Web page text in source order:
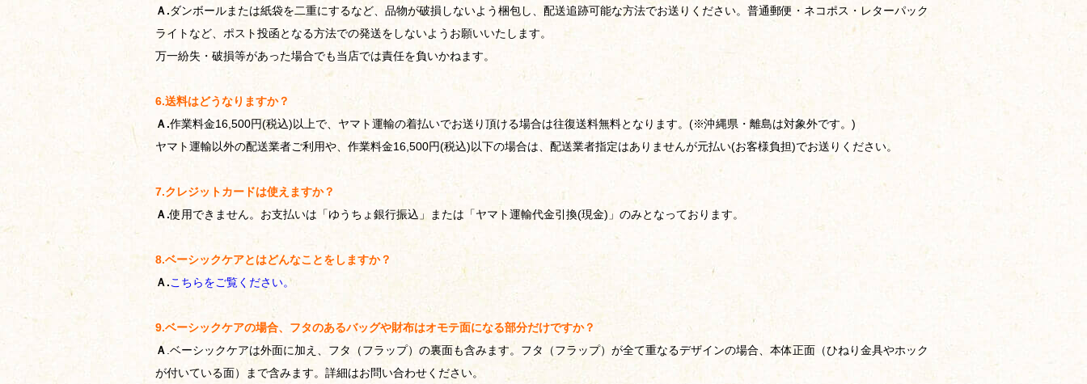
Ａ.ダンボールまたは紙袋を二重にするなど、品物が破損しないよう梱包し、配送追跡可能な方法でお送りください。普通郵便・ネコポス・レターパック
ライトなど、ポスト投函となる方法での発送をしないようお願いいたします。
万一紛失・破損等があった場合でも当店では責任を負いかねます。
6.送料はどうなりますか？
Ａ.作業料金16,500円(税込)以上で、ヤマト運輸の着払いでお送り頂ける場合は往復送料無料となります。(※沖縄県・離島は対象外です。)
ヤマト運輸以外の配送業者ご利用や、作業料金16,500円(税込)以下の場合は、配送業者指定はありませんが元払い(お客様負担)でお送りください。
7.クレジットカードは使えますか？
Ａ.使用できません。お支払いは「ゆうちょ銀行振込」または「ヤマト運輸代金引換(現金)」のみとなっております。
8.ベーシックケアとはどんなことをしますか？
Ａ.こちらをご覧ください。
9.ベーシックケアの場合、フタのあるバッグや財布はオモテ面になる部分だけですか？
Ａ .ベーシックケアは外面に加え、フタ（フラップ）の裏面も含みます。フタ（フラップ）が全て重なるデザインの場合、本体正面（ひねり金具やホック
が付いている面）まで含みます。詳細はお問い合わせください。